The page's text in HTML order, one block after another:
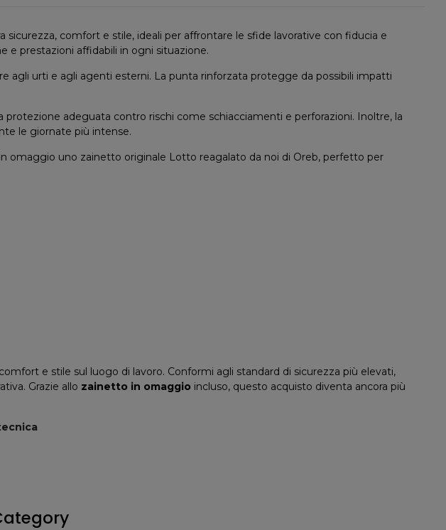
comfort e stile, ideali per affrontare le sfide lavorative con fiducia e
e prestazioni affidabili in ogni situazione.
urti e agli agenti esterni. La punta rinforzata protegge da possibili impatti
protezione adeguata contro rischi come schiacciamenti e perforazioni. Inoltre, la
le giornate più intense.
omaggio uno zainetto originale Lotto reagalato da noi di Oreb, perfetto per
e stile sul luogo di lavoro. Conformi agli standard di sicurezza più elevati,
Grazie allo zainetto in omaggio incluso, questo acquisto diventa ancora più